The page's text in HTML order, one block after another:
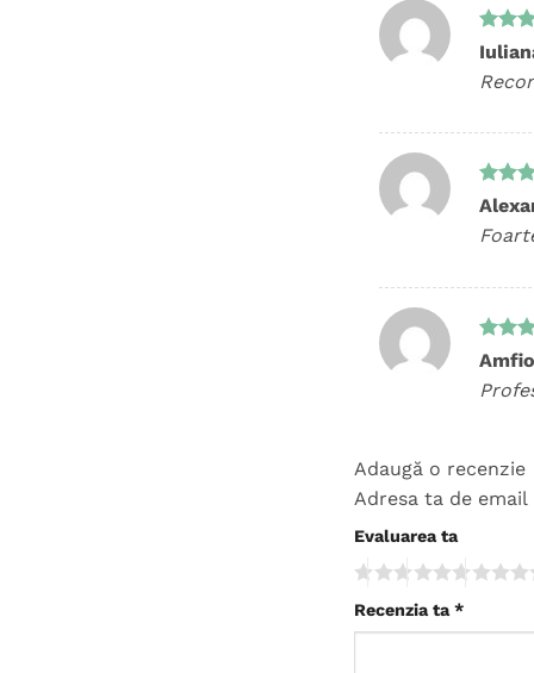
din 5
Adaugă o recenzie
Adresa ta de
Evaluarea ta
Recenzia ta *